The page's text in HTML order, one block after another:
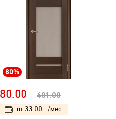
80%
80.00 401.00
от 33.00
/мес.